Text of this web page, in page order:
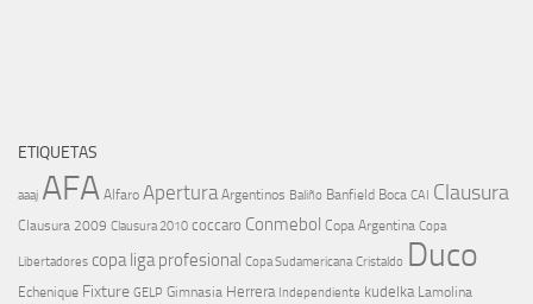
ETIQUETAS
aaaj AFA Alfaro Apertura Argentinos Baliño Banfield Boca CAI Clausura
Clausura 2009 Clausura 2010 coccaro Conmebol Copa Argentina Copa
Libertadores copa liga profesional Copa Sudamericana Cristaldo Duco
Echenique Fixture GELP Gimnasia Herrera Independiente kudelka Lamolina